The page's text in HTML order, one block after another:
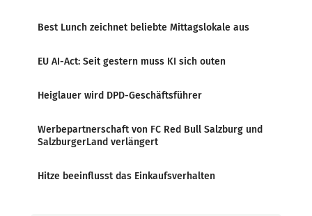
Best Lunch zeichnet beliebte Mittagslokale aus
EU AI-Act: Seit gestern muss KI sich outen
Heiglauer wird DPD-Geschäftsführer
Werbepartnerschaft von FC Red Bull Salzburg und
SalzburgerLand verlängert
Hitze beeinflusst das Einkaufsverhalten